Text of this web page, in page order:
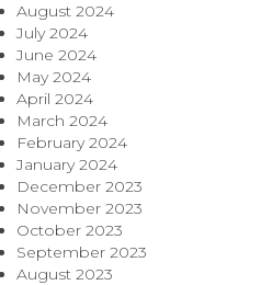
August 2024
July 2024
June 2024
May 2024
April 2024
March 2024
February 2024
January 2024
December 2023
November 2023
October 2023
September 2023
August 2023